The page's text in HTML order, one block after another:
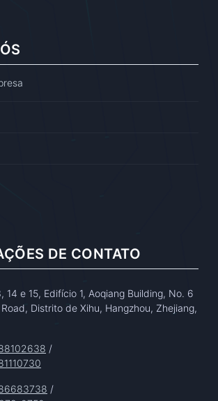
DE CONTATO
14 e 15, Edifício 1, Aoqiang Building, No. 6
Distrito de Xihu, Hangzhou, Zhejiang,
/
/